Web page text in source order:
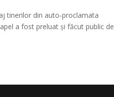
tinerilor din auto-proclamata
a fost preluat și făcut public de